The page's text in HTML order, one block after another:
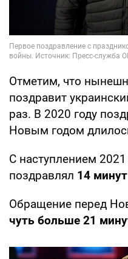
Отметим, что
поздравит
раз. В 2020 году
Новым годом
С наступлением 2021
поздравлял 14
Обращение перед
чуть больше 21